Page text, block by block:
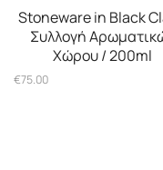
Stoneware in Black
Συλλογή
Χώρου / 200ml
€75.00